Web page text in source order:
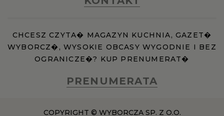
CHCESZ CZYTA� MAGAZYN KUCHNIA, GAZET�
WYBORCZ�, WYSOKIE OBCASY WYGODNIE I BEZ
OGRANICZE�? KUP PRENUMERAT�
PRENUMERATA
COPYRIGHT © WYBORCZA SP. Z O.O.